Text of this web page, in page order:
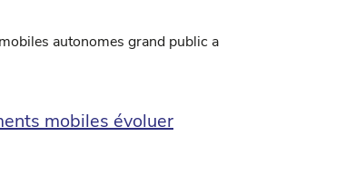
autonomes grand public a
mobiles évoluer